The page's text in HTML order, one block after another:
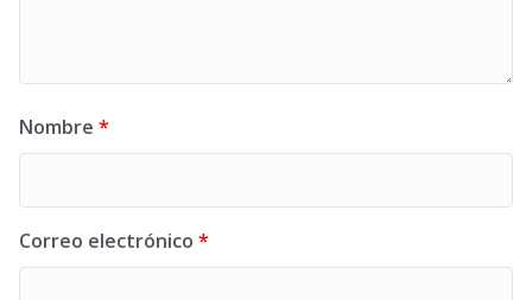
Nombre *
Correo electrónico *